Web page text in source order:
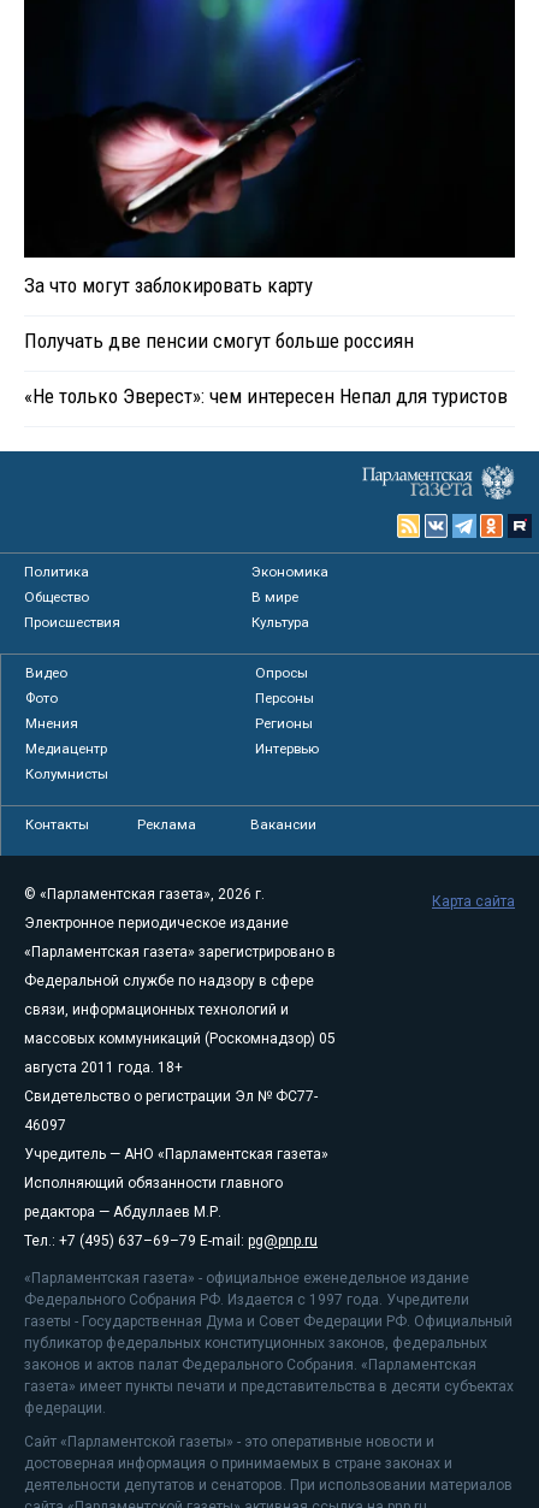
За что могут заблокировать карту
Получать две пенсии смогут больше россиян
«Не только Эверест»: чем интересен Непал для туристов
Политика
Экономика
Общество
В мире
Происшествия
Культура
Видео
Опросы
Фото
Персоны
Мнения
Регионы
Медиацентр
Интервью
Колумнисты
Контакты Реклама Вакансии
© «Парламентская газета», 2026 г.
Электронное периодическое издание
«Парламентская газета» зарегистрировано в
Федеральной службе по надзору в сфере
связи, информационных технологий и
массовых коммуникаций (Роскомнадзор) 05
августа 2011 года. 18+
Свидетельство о регистрации Эл № ФС77-
46097
Учредитель — АНО «Парламентская газета»
Исполняющий обязанности главного
редактора — Абдуллаев М.Р.
Тел.: +7 (495) 637–69–79 E-mail: pg@pnp.ru
«Парламентская газета» - официальное еженедельное издание
Федерального Собрания РФ. Издается с 1997 года. Учредители
газеты - Государственная Дума и Совет Федерации РФ. Официальный
публикатор федеральных конституционных законов, федеральных
законов и актов палат Федерального Собрания. «Парламентская
газета» имеет пункты печати и представительства в десяти субъектах
федерации.
Сайт «Парламентской газеты» - это оперативные новости и
достоверная информация о принимаемых в стране законах и
деятельности депутатов и сенаторов. При использовании материалов
Карта сайта